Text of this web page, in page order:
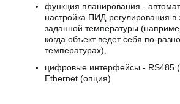
функция планирования -
настройка ПИД-регулирования в
заданной температуры
когда объект ведет себя по-
температурах),
цифровые интерфейсы - RS485
Ethernet (опция).